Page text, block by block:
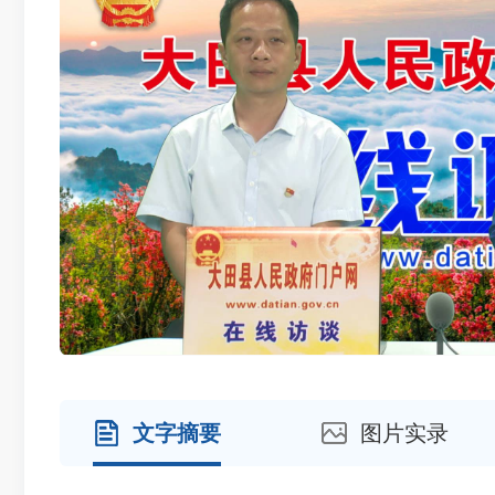
文字摘要 图片实录